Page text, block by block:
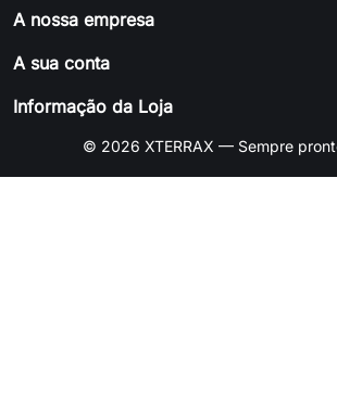
A nossa empresa
A sua conta
Informação da Loja
© 2026 XTERRAX — Sempre